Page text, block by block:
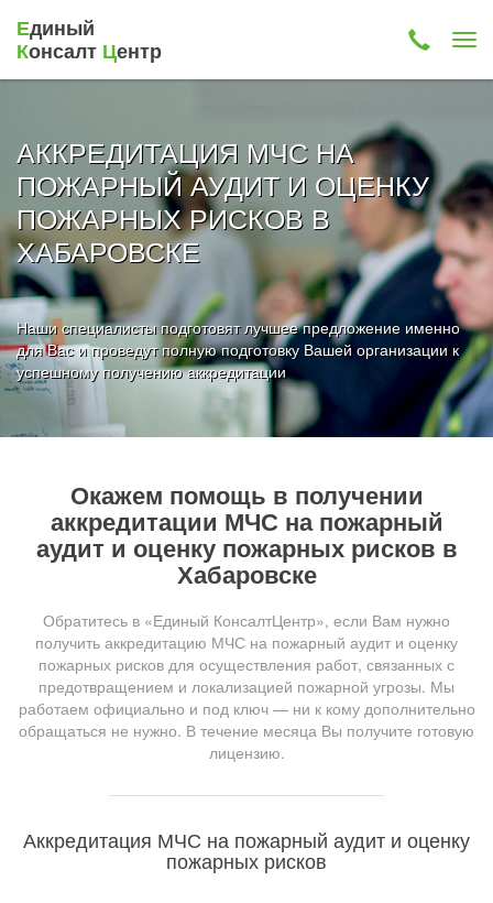
Единый
Консалт Центр
АККРЕДИТАЦИЯ МЧС НА
ПОЖАРНЫЙ АУДИТ И ОЦЕНКУ
ПОЖАРНЫХ РИСКОВ В
ХАБАРОВСКЕ
Наши специалисты подготовят лучшее предложение именно
для Вас и проведут полную подготовку Вашей организации к
успешному получению аккредитации
Окажем помощь в получении
аккредитации МЧС на пожарный
аудит и оценку пожарных рисков в
Хабаровске
Обратитесь в «Единый КонсалтЦентр», если Вам нужно
получить аккредитацию МЧС на пожарный аудит и оценку
пожарных рисков для осуществления работ, связанных с
предотвращением и локализацией пожарной угрозы. Мы
работаем официально и под ключ — ни к кому дополнительно
обращаться не нужно. В течение месяца Вы получите готовую
лицензию.
Аккредитация МЧС на пожарный аудит и оценку
пожарных рисков